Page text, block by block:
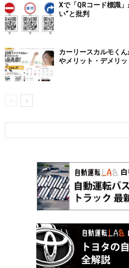
Xで「QRコード標識
い”と批判
カーリースカルモく
やメリット・デメリ